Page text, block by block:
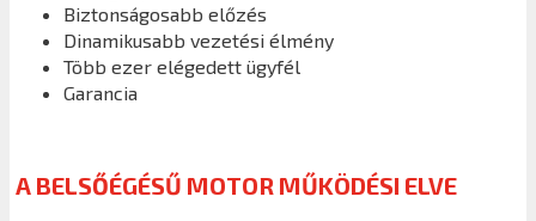
Biztonságosabb előzés
Dinamikusabb vezetési élmény
Több ezer elégedett ügyfél
Garancia
A BELSŐÉGÉSŰ MOTOR MŰKÖDÉSI ELVE